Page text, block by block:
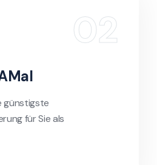
günstigste
für Sie als